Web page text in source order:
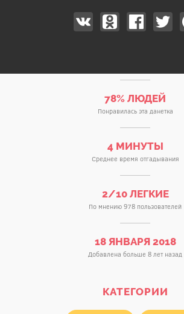
78% ЛЮДЕЙ
Понравилась эта данетка
4 МИНУТЫ
Среднее время отгадывания
2/10 ЛЕГКИЕ
По мнению 978 пользователей
18 ЯНВАРЯ 2018
Добавлена больше 8 лет назад
КАТЕГОРИИ